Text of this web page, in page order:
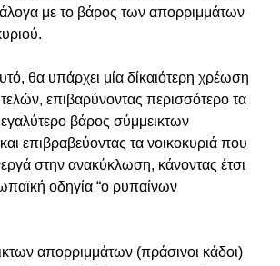
με το βάρος των απορριμμάτων
θα υπάρχει μία δίκαιότερη χρέωση
επιβαρύνοντας περισσότερο τα
βάρος σύμμεικτων
επιβραβεύοντας τα νοικοκυριά που
στην ανακύκλωση, κάνοντας έτσι
οδηγία “ο ρυπαίνων
απορριμμάτων (πράσινοι κάδοι)